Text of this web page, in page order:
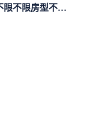
求购区域不限不限房型不限两室一厅简...